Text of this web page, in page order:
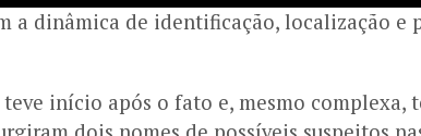
a dinâmica de identificação, localização e
início após o fato e, mesmo complexa,